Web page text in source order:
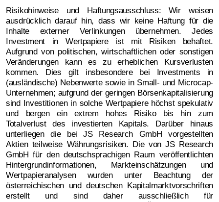
Risikohinweise und Haftungsausschluss:
Wir weisen
ausdrücklich darauf hin, dass wir keine Haftung für die
Inhalte externer Verlinkungen übernehmen. Jedes
Investment in Wertpapiere ist mit Risiken behaftet.
Aufgrund von politischen, wirtschaftlichen oder sonstigen
Veränderungen kann es zu erheblichen Kursverlusten
kommen. Dies gilt insbesondere bei Investments in
(ausländische) Nebenwerte sowie in Small- und Microcap-
Unternehmen; aufgrund der geringen Börsenkapitalisierung
sind Investitionen in solche Wertpapiere höchst spekulativ
und bergen ein extrem hohes Risiko bis hin zum
Totalverlust des investierten Kapitals. Darüber hinaus
unterliegen die bei JS Research GmbH vorgestellten
Aktien teilweise Währungsrisiken. Die von JS Research
GmbH für den deutschsprachigen Raum veröffentlichten
Hintergrundinformationen, Markteinschätzungen und
Wertpapieranalysen wurden unter Beachtung der
österreichischen und deutschen Kapitalmarktvorschriften
erstellt und sind daher ausschließlich für